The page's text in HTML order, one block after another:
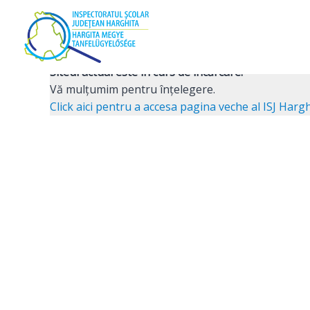
content
Activități extrașcolare
Siteul actual este în curs de încărcare!
Vă mulţumim pentru înţelegere.
Click aici pentru a accesa pagina veche al ISJ